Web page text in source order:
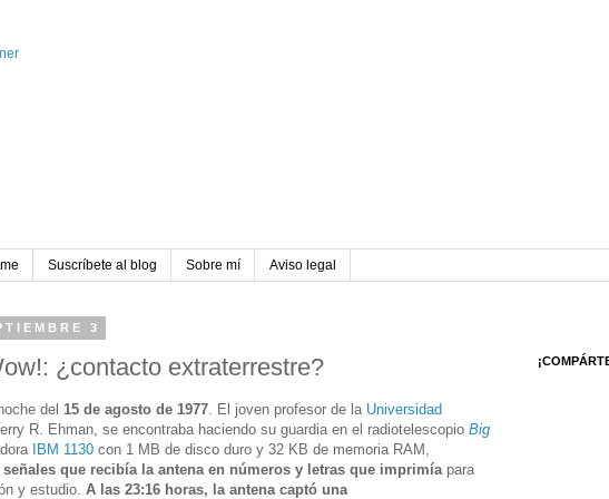
Suscríbete al blog Sobre mí Aviso legal
3
¿contacto extraterrestre?
del 15 de agosto de 1977. El joven profesor de la Universidad
R. Ehman, se encontraba haciendo su guardia en el radiotelescopio Big
IBM 1130 con 1 MB de disco duro y 32 KB de memoria RAM,
que recibía la antena en números y letras que imprimíapara
y estudio. A las 23:16 horas, la antena captó una